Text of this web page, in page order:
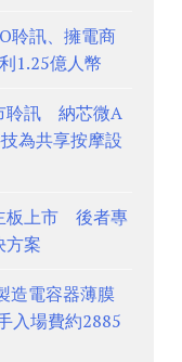
聆訊、擁電商
1.25億人幣
聆訊 納芯微A
為共享按摩設
板上市 後者專
方案
造電容器薄膜
入場費約2885